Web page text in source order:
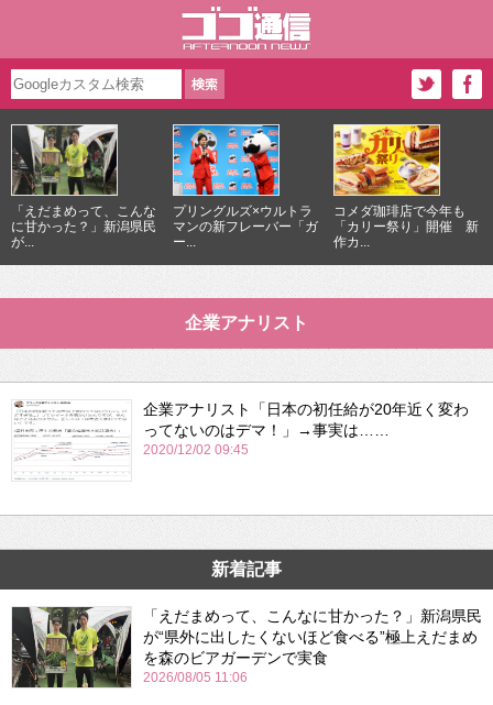
「えだまめって、こんな
に甘かった？」新潟県民
が...
プリングルズ×ウルトラ
マンの新フレーバー「ガ
ー...
コメダ珈琲店で今年も
「カリー祭り」開催 新
作カ...
企業アナリスト
企業アナリスト「日本の初任給が20年近く変わ
ってないのはデマ！」→事実は……
2020/12/02 09:45
新着記事
「えだまめって、こんなに甘かった？」新潟県民
が“県外に出したくないほど食べる”極上えだまめ
を森のビアガーデンで実食
2026/08/05 11:06